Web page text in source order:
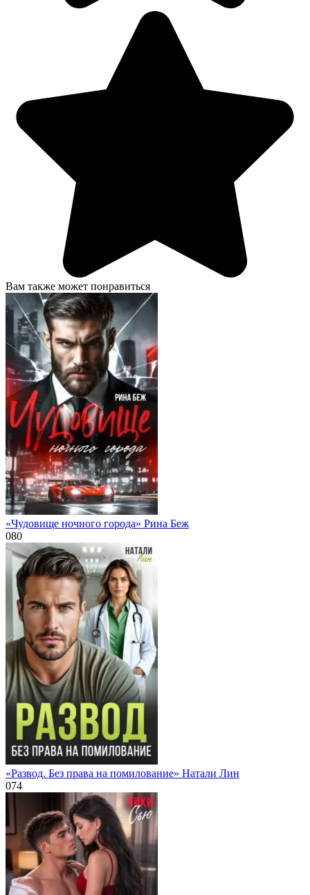
Вам также может понравиться
«Чудовище ночного города» Рина Беж
080
«Развод. Без права на помилование» Натали Лин
074